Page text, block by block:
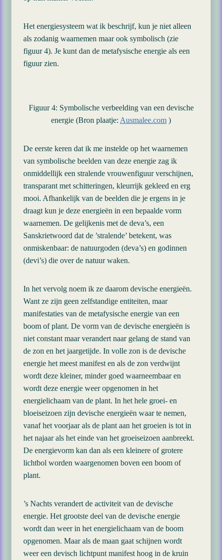
Het energiesysteem wat ik beschrijf, kun je niet alleen
als zodanig waarnemen maar ook symbolisch (zie
figuur 4). Je kunt dan de metafysische energie als een
figuur zien.
Figuur 4: Symbolische verbeelding van een devische
energie (Bron plaatje: Ausmalee.com )
De eerste keren dat ik me instelde op het waarnemen
van symbolische beelden van deze energie zag ik
onmiddellijk een stralende vrouwenfiguur verschijnen,
transparant met schitteringen, kleurrijk gekleed en erg
mooi. Afhankelijk van de beelden die je ergens in je
draagt kun je deze energieën in een bepaalde vorm
waarnemen. De gelijkenis met de deva’s, een
Sanskrietwoord dat de ’stralende’ betekent, was
onmiskenbaar: de natuurgoden (deva’s) en godinnen
(devi’s) die over de natuur waken.
In het vervolg noem ik ze daarom devische energieën.
Want ze zijn geen zelfstandige entiteiten, maar
manifestaties van de metafysische energie van een
boom of plant. De vorm van de devische energieën is
niet constant maar verandert naar gelang de stand van
de zon en het jaargetijde. In volle zon is de devische
energie het meest manifest en als de zon verdwijnt
wordt deze kleiner, minder goed waarneembaar en
wordt deze energie weer opgenomen in het
energielichaam van de plant. In het hele groei- en
bloeiseizoen zijn devische energieën waar te nemen,
vanaf het voorjaar als de plant aan het groeien is tot in
het najaar als het einde van het groeiseizoen aanbreekt.
De energievorm kan dan als een kleinere of grotere
lichtbol worden waargenomen boven een boom of
plant.
’s Nachts verandert de activiteit van de devische
energie. Het grootste deel van de devische energie
wordt dan weer in het energielichaam van de boom
opgenomen. Maar als de maan gaat schijnen wordt
weer een devisch lichtpunt manifest hoog in de kruin